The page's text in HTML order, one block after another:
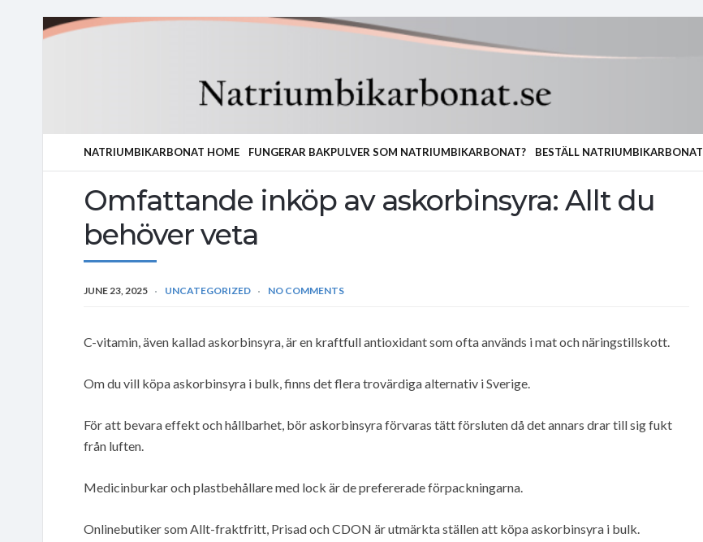
NATRIUMBIKARBONAT HOME FUNGERAR BAKPULVER SOM NATRIUMBIKARBONAT? BESTÄLL NATRIUMBIKARBONAT
Omfattande inköp av askorbinsyra: Allt du
behöver veta
JUNE 23, 2025 UNCATEGORIZED NO COMMENTS
C-vitamin, även kallad askorbinsyra, är en kraftfull antioxidant som ofta används i mat och näringstillskott.
Om du vill köpa askorbinsyra i bulk, finns det flera trovärdiga alternativ i Sverige.
För att bevara effekt och hållbarhet, bör askorbinsyra förvaras tätt försluten då det annars drar till sig fukt
från luften.
Medicinburkar och plastbehållare med lock är de prefererade förpackningarna.
Onlinebutiker som Allt-fraktfritt, Prisad och CDON är utmärkta ställen att köpa askorbinsyra i bulk.